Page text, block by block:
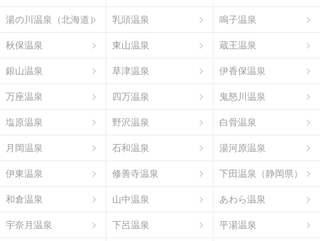
湯の川温泉（北海道） 乳頭温泉 鳴子温泉
秋保温泉 東山温泉 蔵王温泉
銀山温泉 草津温泉 伊香保温泉
万座温泉 四万温泉 鬼怒川温泉
塩原温泉 野沢温泉 白骨温泉
月岡温泉 石和温泉 湯河原温泉
伊東温泉 修善寺温泉 下田温泉（静岡県）
和倉温泉 山中温泉 あわら温泉
宇奈月温泉 下呂温泉 平湯温泉